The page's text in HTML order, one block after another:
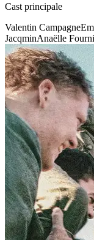
Cast principale
Valentin Campagne
JacqminAnaëlle